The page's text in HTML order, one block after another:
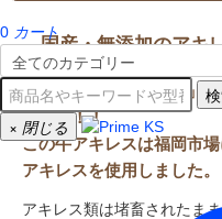
0 カート
× 閉じる
国産・無添加のアキ
さかい企画では「安全 」「
が基本！！
この牛アキレスは福岡市
アキレスを使用しました。
アキレス類は堵畜されたま